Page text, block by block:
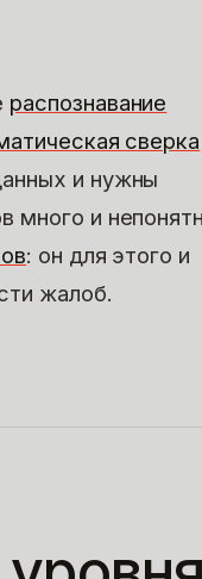
распознавание
сверка
и нужны
много и
: он для этого и
жалоб.